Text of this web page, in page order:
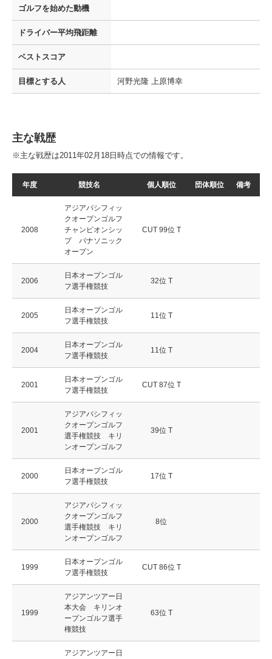
ゴルフを始めた動機
ドライバー平均飛距離
ベストスコア
目標とする人 河野光隆 上原博幸
主な戦歴
※主な戦歴は2011年02月18日時点での情報です。
年度 競技名 個人順位 団体順位 備考
2008
アジアパシフィッ
クオープンゴルフ
チャンピオンシッ
プ パナソニック
オープン
CUT 99位 T
2006
日本オープンゴル
フ選手権競技
32位 T
2005
日本オープンゴル
フ選手権競技
11位 T
2004
日本オープンゴル
フ選手権競技
11位 T
2001
日本オープンゴル
フ選手権競技
CUT 87位 T
2001
アジアパシフィッ
クオープンゴルフ
選手権競技 キリ
ンオープンゴルフ
39位 T
2000
日本オープンゴル
フ選手権競技
17位 T
2000
アジアパシフィッ
クオープンゴルフ
選手権競技 キリ
ンオープンゴルフ
8位
1999
日本オープンゴル
フ選手権競技
CUT 86位 T
1999
アジアンツアー日
本大会 キリンオ
ープンゴルフ選手
権競技
63位 T
アジアンツアー日